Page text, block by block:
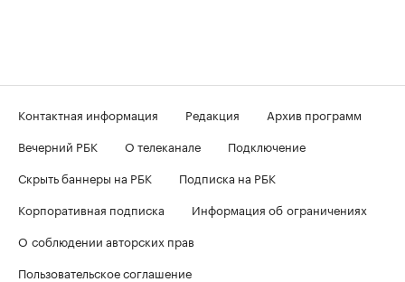
Контактная информация Редакция
Архив программ
Вечерний РБК
О телеканале
Подключение
Скрыть баннеры на РБК
Подписка на РБК
Корпоративная подписка
Информация об ограничениях
О соблюдении авторских прав
Пользовательское соглашение